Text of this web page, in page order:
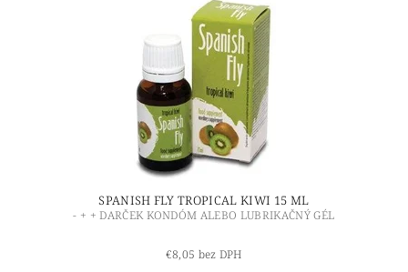
SPANISH FLY TROPICAL KIWI 15 ML
- + + DARČEK KONDÓM ALEBO LUBRIKAČNÝ GÉL
€8,05 bez DPH